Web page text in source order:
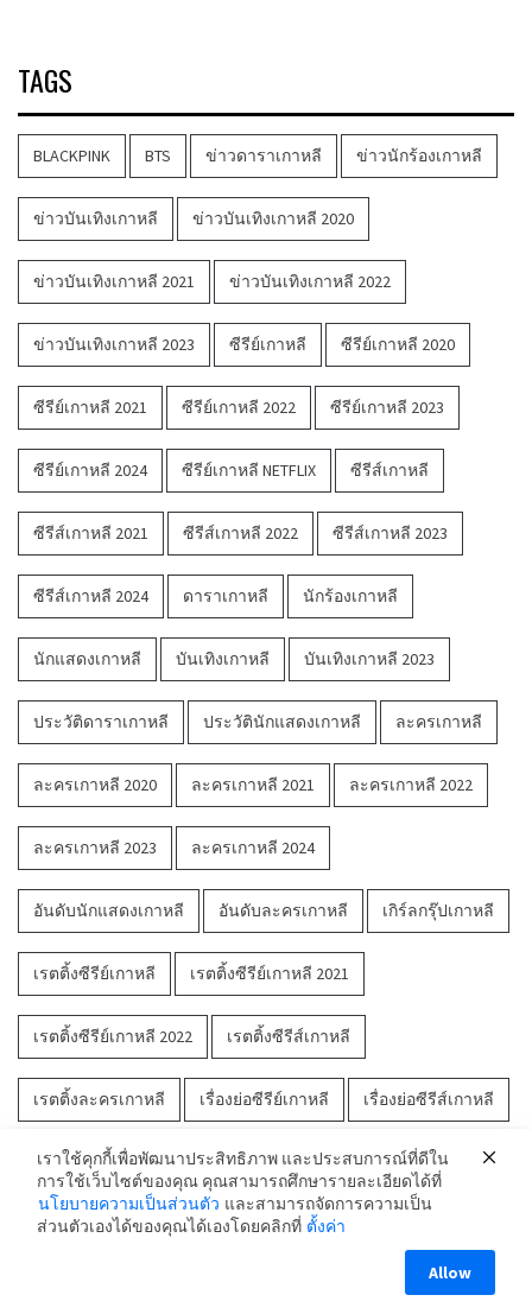
TAGS
BLACKPINK BTS ข่าวดาราเกาหลี ข่าวนักร้องเกาหลี
ข่าวบันเทิงเกาหลี ข่าวบันเทิงเกาหลี 2020
ข่าวบันเทิงเกาหลี 2021 ข่าวบันเทิงเกาหลี 2022
ข่าวบันเทิงเกาหลี 2023 ซีรีย์เกาหลี ซีรีย์เกาหลี 2020
ซีรีย์เกาหลี 2021 ซีรีย์เกาหลี 2022 ซีรีย์เกาหลี 2023
ซีรีย์เกาหลี 2024 ซีรีย์เกาหลี NETFLIX ซีรีส์เกาหลี
ซีรีส์เกาหลี 2021 ซีรีส์เกาหลี 2022 ซีรีส์เกาหลี 2023
ซีรีส์เกาหลี 2024 ดาราเกาหลี นักร้องเกาหลี
นักแสดงเกาหลี บันเทิงเกาหลี บันเทิงเกาหลี 2023
ประวัติดาราเกาหลี ประวัตินักแสดงเกาหลี ละครเกาหลี
ละครเกาหลี 2020 ละครเกาหลี 2021 ละครเกาหลี 2022
ละครเกาหลี 2023 ละครเกาหลี 2024
อันดับนักแสดงเกาหลี อันดับละครเกาหลี เกิร์ลกรุ๊ปเกาหลี
เรตติ้งซีรีย์เกาหลี เรตติ้งซีรีย์เกาหลี 2021
เรตติ้งซีรีย์เกาหลี 2022 เรตติ้งซีรีส์เกาหลี
เรตติ้งละครเกาหลี เรื่องย่อซีรีย์เกาหลี เรื่องย่อซีรีส์เกาหลี
เรื่องย่อละครเกาหลี
เราใช้คุกกี้เพื่อพัฒนาประสิทธิภาพ และประสบการณ์ที่ดีใน
การใช้เว็บไซต์ของคุณ คุณสามารถศึกษารายละเอียดได้ที่
นโยบายความเป็นส่วนตัว และสามารถจัดการความเป็น
ส่วนตัวเองได้ของคุณได้เองโดยคลิกที่ ตั้งค่า
Allow